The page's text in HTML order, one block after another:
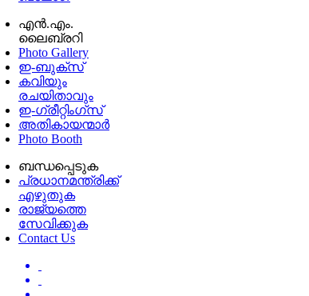
എൻ.എം.
ലൈബ്രറി
Photo Gallery
ഇ-ബുക്‌സ്
കവിയും
രചയിതാവും
ഇ-ഗ്രീറ്റിംഗ്‌സ്
അതികായന്മാർ
Photo Booth
ബന്ധപ്പെടുക
പ്രധാനമന്ത്രിക്ക്
എഴുതുക
രാജ്യത്തെ
സേവിക്കുക
Contact Us